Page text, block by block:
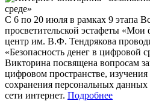
С 6 по 20 июля в рамках 9 этапа
просветительской эстафеты
центр им. В.Ф. Тендрякова
«Безопасность денег в цифровой
Викторина посвящена вопросам
цифровом пространстве,
сохранения персональных
сети интернет. Подробнее